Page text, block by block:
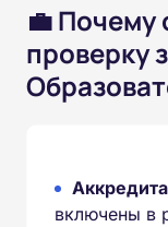
💼 Почему
проверку
включены в